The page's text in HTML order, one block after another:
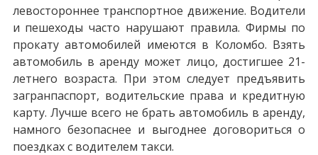
левостороннее транспортное движение. Водители
и пешеходы часто нарушают правила. Фирмы по
прокату автомобилей имеются в Коломбо. Взять
автомобиль в аренду может лицо, достигшее 21-
летнего возраста. При этом следует предъявить
загранпаспорт, водительские права и кредитную
карту. Лучше всего не брать автомобиль в аренду,
намного безопаснее и выгоднее договориться о
поездках с водителем такси.